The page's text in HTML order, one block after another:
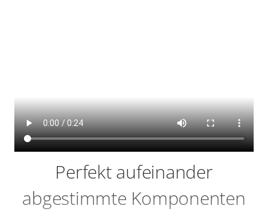
Perfekt aufeinander
abgestimmte Komponenten